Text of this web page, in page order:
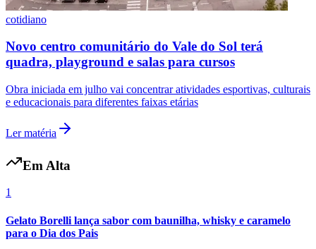
cotidiano
Novo centro comunitário do Vale do Sol terá
quadra, playground e salas para cursos
Obra iniciada em julho vai concentrar atividades esportivas, culturais
e educacionais para diferentes faixas etárias
Ler matéria
Em Alta
1
Gelato Borelli lança sabor com baunilha, whisky e caramelo
para o Dia dos Pais